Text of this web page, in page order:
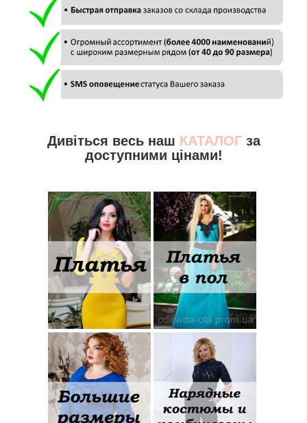
Дивіться весь наш КАТАЛОГза
доступними цінами!